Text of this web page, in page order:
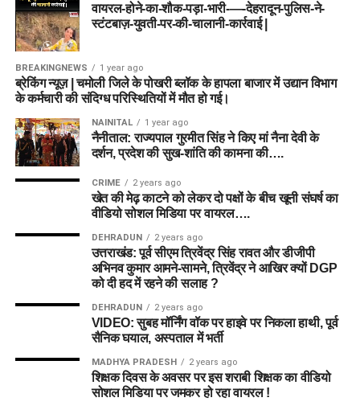
वायरल-होने-का-शौक-पड़ा-भारी-—-देहरादून-पुलिस-ने-
स्टंटबाज़-युवती-पर-की-चालानी-कार्रवाई |
BREAKINGNEWS 1 year ago
ब्रेकिंग न्यूज़ | चमोली जिले के पोखरी ब्लॉक के हापला बाजार में उद्यान विभाग
के कर्मचारी की संदिग्ध परिस्थितियों में मौत हो गई।
NAINITAL 1 year ago
नैनीताल: राज्यपाल गुरमीत सिंह ने किए मां नैना देवी के
दर्शन, प्रदेश की सुख-शांति की कामना की….
CRIME 2 years ago
खेत की मेढ़ काटने को लेकर दो पक्षों के बीच खूनी संघर्ष का
वीडियो सोशल मिडिया पर वायरल….
DEHRADUN 2 years ago
उत्तराखंड: पूर्व सीएम त्रिवेंद्र सिंह रावत और डीजीपी
अभिनव कुमार आमने-सामने, त्रिवेंद्र ने आखिर क्यों DGP
को दी हद में रहने की सलाह ?
DEHRADUN 2 years ago
VIDEO: सुबह मॉर्निंग वॉक पर हाइवे पर निकला हाथी, पूर्व
सैनिक घयाल, अस्पताल में भर्ती
MADHYA PRADESH 2 years ago
शिक्षक दिवस के अवसर पर इस शराबी शिक्षक का वीडियो
सोशल मिडिया पर जमकर हो रहा वायरल !